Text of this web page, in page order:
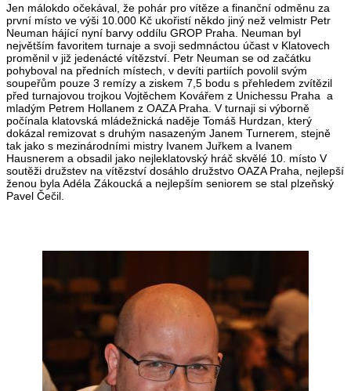
Jen málokdo očekával, že pohár pro vítěze a finanční odměnu za
první místo ve výši 10.000 Kč ukořistí někdo jiný než velmistr Petr
Neuman hájící nyní barvy oddílu GROP Praha. Neuman byl
největším favoritem turnaje a svoji sedmnáctou účast v Klatovech
proměnil v již jedenácté vítězství. Petr Neuman se od začátku
pohyboval na předních místech, v devíti partiích povolil svým
soupeřům pouze 3 remízy a ziskem 7,5 bodu s přehledem zvítězil
před turnajovou trojkou Vojtěchem Kovářem z Unichessu Praha a
mladým Petrem Hollanem z OAZA Praha. V turnaji si výborně
počínala klatovská mládežnická naděje Tomáš Hurdzan, který
dokázal remizovat s druhým nasazeným Janem Turnerem, stejně
tak jako s mezinárodními mistry Ivanem Juřkem a Ivanem
Hausnerem a obsadil jako nejleklatovský hráč skvělé 10. místo V
soutěži družstev na vítězství dosáhlo družstvo OAZA Praha, nejlepší
ženou byla Adéla Zákoucká a nejlepším seniorem se stal plzeňský
Pavel Čečil.